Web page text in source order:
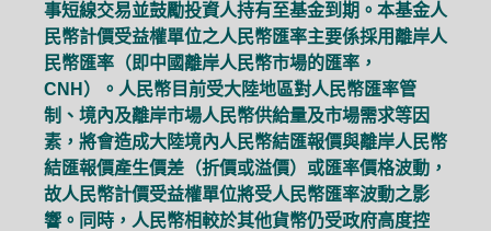
事短線交易並鼓勵投資人持有至基金到期。本基金人
民幣計價受益權單位之人民幣匯率主要係採用離岸人
民幣匯率（即中國離岸人民幣市場的匯率，
CNH）。人民幣目前受大陸地區對人民幣匯率管
制、境內及離岸市場人民幣供給量及市場需求等因
素，將會造成大陸境內人民幣結匯報價與離岸人民幣
結匯報價產生價差（折價或溢價）或匯率價格波動，
故人民幣計價受益權單位將受人民幣匯率波動之影
響。同時，人民幣相較於其他貨幣仍受政府高度控